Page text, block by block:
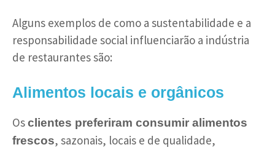
Alguns exemplos de como a sustentabilidade e a
responsabilidade social influenciarão a indústria
de restaurantes são:
Alimentos locais e orgânicos
Osclientes preferiram consumir alimentos
frescos, sazonais, locais e de qualidade,